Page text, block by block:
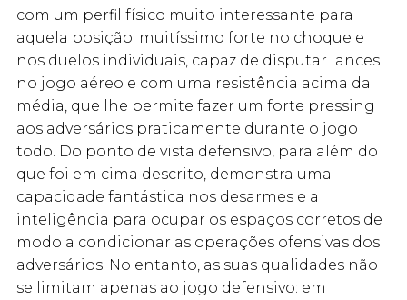
com um perfil físico muito interessante para
aquela posição: muitíssimo forte no choque e
nos duelos individuais, capaz de disputar lances
no jogo aéreo e com uma resistência acima da
média, que lhe permite fazer um forte pressing
aos adversários praticamente durante o jogo
todo. Do ponto de vista defensivo, para além do
que foi em cima descrito, demonstra uma
capacidade fantástica nos desarmes e a
inteligência para ocupar os espaços corretos de
modo a condicionar as operações ofensivas dos
adversários. No entanto, as suas qualidades não
se limitam apenas ao jogo defensivo: em